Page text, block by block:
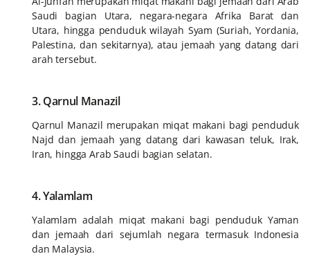
Saudi bagian Utara, negara-negara Afrika Barat dan
Utara, hingga penduduk wilayah Syam (Suriah, Yordania,
Palestina, dan sekitarnya), atau jemaah yang datang dari
arah tersebut.
3. Qarnul Manazil
Qarnul Manazil merupakan miqat makani bagi penduduk
Najd dan jemaah yang datang dari kawasan teluk, Irak,
Iran, hingga Arab Saudi bagian selatan.
4. Yalamlam
Yalamlam adalah miqat makani bagi penduduk Yaman
dan jemaah dari sejumlah negara termasuk Indonesia
dan Malaysia.